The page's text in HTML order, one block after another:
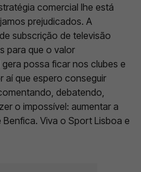
comercial lhe está
prejudicados. A
subscrição de televisão
para que o valor
possa ficar nos clubes e
aí que espero conseguir
debatendo,
o impossível: aumentar a
Viva o Sport Lisboa e